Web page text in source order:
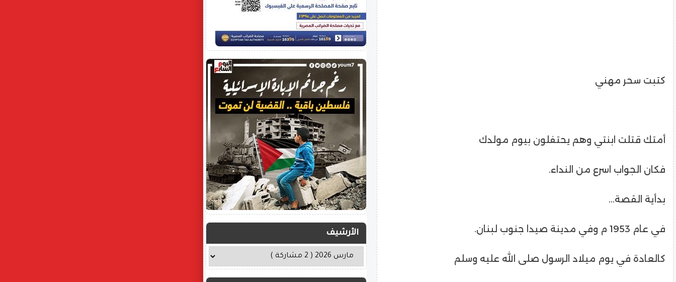
كتبت سحر مهني
أمتك قتلت ابنتي وهم يحتفلون بيوم مولدك
فكان الجواب اسرع من النداء.
بدأية القصة...
في عام 1953 م وفي مدينة صيدا جنوب لبنان.
كالعادة في يوم ميلاد الرسول صلى الله عليه وسلم
الأرشيف